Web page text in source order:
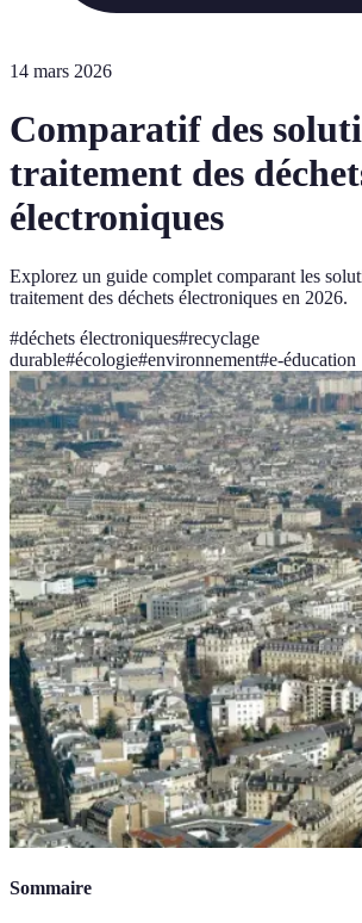
14 mars 2026
Comparatif des
traitement des
électroniques
Explorez un guide complet comparant les
traitement des déchets électroniques en 2026.
#déchets électroniques#recyclage
durable#écologie#environnement#e-éducation
Sommaire